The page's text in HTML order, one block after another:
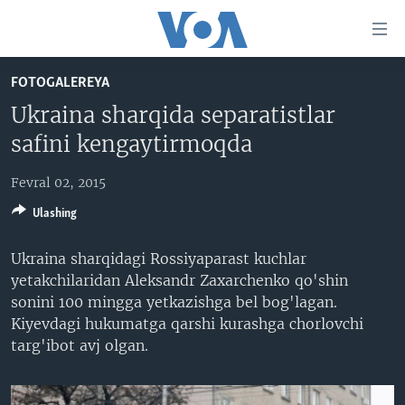
boring
Boshiga
Qidiruvga
o'ting
AMERIKA
MARKAZIY OSIYO
XALQARO
MULTIMEDIA
AMERIKA MANZARALARI
XALQARO HAYOT
VASHINGTON CHOYXONASI
MOBIL-SALOM!
IJTIMOIY TARMOQLAR
FACEBOOK
YOUTUBE
INSTAGRAM
INGLIZ TILI DARSLARI
EDITORIAL
FOTOGALEREYA
Ukraina sharqida separatistlar
safini kengaytirmoqda
Fevral 02, 2015
Ukraina sharqidagi Rossiyaparast kuchlar
yetakchilaridan Aleksandr Zaxarchenko qo'shin
sonini 100 mingga yetkazishga bel bog'lagan.
Kiyevdagi hukumatga qarshi kurashga chorlovchi
targ'ibot avj olgan.
Ulashing